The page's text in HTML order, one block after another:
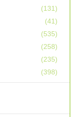
(131)
(41)
(535)
(258)
(235)
(398)